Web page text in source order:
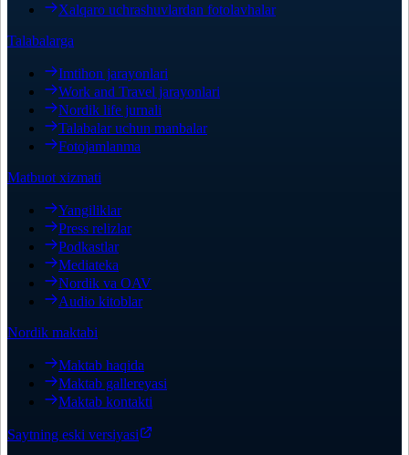
Xalqaro uchrashuvlardan fotolavhalar
Talabalarga
Imtihon jarayonlari
Work and Travel jarayonlari
Nordik life jurnali
Talabalar uchun manbalar
Fotojamlanma
Matbuot xizmati
Yangiliklar
Press relizlar
Podkastlar
Mediateka
Nordik va OAV
Audio kitoblar
Nordik maktabi
Maktab haqida
Maktab gallereyasi
Maktab kontakti
Saytning eski versiyasi